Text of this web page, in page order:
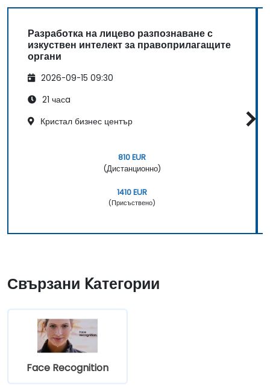
Разработка на лицево разпознаване с
изкуствен интелект за правоприлагащите
органи
2026-09-15 09:30
21 часa
Кристал бизнес център
810 EUR
(Дистанционно)
1410 EUR
(Присъствено)
Свързани Kатегории
Face Recognition